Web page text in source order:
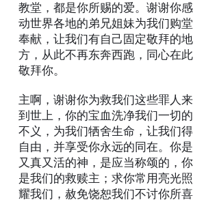
教堂，都是你所赐的爱。谢谢你感
动世界各地的弟兄姐妹为我们购堂
奉献，让我们有自己固定敬拜的地
方，从此不再东奔西跑，同心在此
敬拜你。
主啊，谢谢你为救我们这些罪人来
到世上，你的宝血洗净我们一切的
不义，为我们牺舍生命，让我们得
自由，并享受你永远的同在。你是
又真又活的神，是应当称颂的，你
是我们的救赎主；求你常用亮光照
耀我们，赦免饶恕我们不讨你所喜